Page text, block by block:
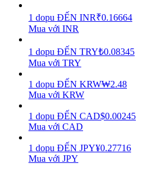
Lợi nhuận cao và truy cập ngay
1 dopu ĐẾN INR₹0.16664
Mua với INR
1 dopu ĐẾN TRY₺0.08345
Mua với TRY
1 dopu ĐẾN KRW₩2.48
Mua với KRW
1 dopu ĐẾN CAD$0.00245
Mua với CAD
1 dopu ĐẾN JPY¥0.27716
Mua với JPY